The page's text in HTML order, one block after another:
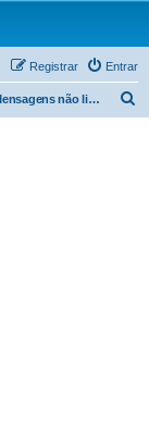
Entrar
Registrar
Mensagens não lidas